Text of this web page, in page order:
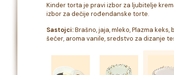
Kinder torta je pravi izbor za ljubitelje
izbor za dečije rođendanske torte.
Sastojci: Brašno, jaja, mleko, Plazma
šećer, aroma vanile, sredstvo za dizanje